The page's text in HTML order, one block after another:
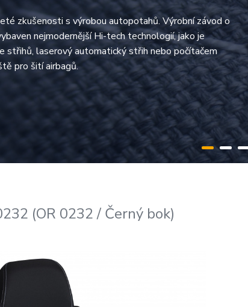
zkušenosti s výrobou autopotahů. Výrobní závod o
nejmodernější Hi-tech technologií, jako je
střihů, laserový automatický střih nebo počítačem
pro šití airbagů.
(OR 0232 / Černý bok)